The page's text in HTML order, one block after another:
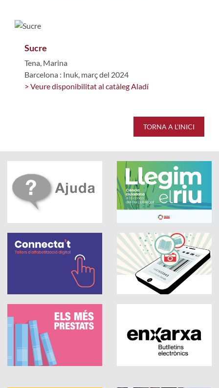
Sucre
Tena, Marina
Barcelona : Inuk, març del 2024
> Veure disponibilitat al catàleg Aladí
TORNA A L'INICI